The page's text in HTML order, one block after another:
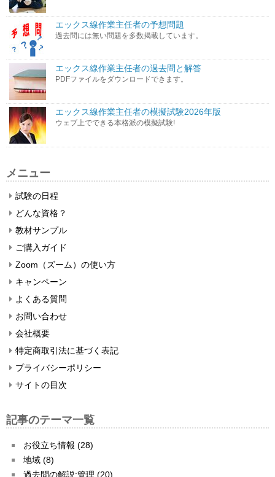
エックス線作業主任者の予想問題
過去問には無い問題を多数掲載しています。
エックス線作業主任者の過去問と解答
PDFファイルをダウンロードできます。
エックス線作業主任者の模擬試験2026年版
ウェブ上でできる本格派の模擬試験!
メニュー
試験の日程
どんな資格？
教材サンプル
ご購入ガイド
Zoom（ズーム）の使い方
キャンペーン
よくある質問
お問い合わせ
会社概要
特定商取引法に基づく表記
プライバシーポリシー
サイトの目次
記事のテーマ一覧
お役立ち情報 (28)
地域 (8)
過去問の解説:管理 (20)